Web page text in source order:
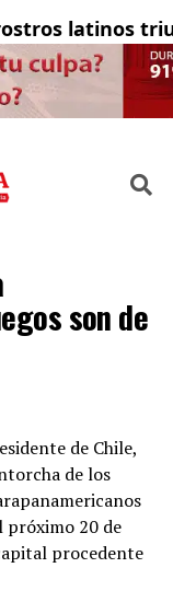
latinos
son de
de Chile,
de los
próximo 20 de
procedente